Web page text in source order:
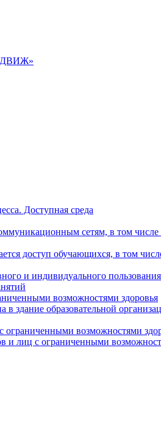
ДВИЖ»
Доступная среда
сетям, в том
доступ обучающихся, в том
и индивидуального
возможностями здоровья
здание образовательной
ограниченными возможностями
и лиц с ограниченными